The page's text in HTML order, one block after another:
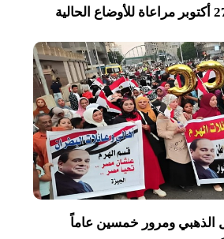
الذهبي ومرور خمسين عاماً